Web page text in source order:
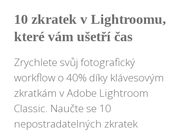
10 zkratek v Lightroomu,
které vám ušetří čas
Zrychlete svůj fotografický
workflow o 40% díky klávesovým
zkratkám v Adobe Lightroom
Classic. Naučte se 10
nepostradatelných zkratek